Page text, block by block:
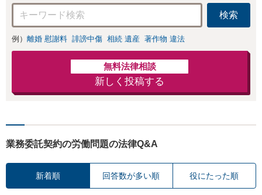
検索
例） 離婚 慰謝料 誹謗中傷 相続 遺産 著作物 違法
無料法律相談
新しく投稿する
業務委託契約の労働問題の法律Q&A
新着順 回答数が多い順 役にたった順